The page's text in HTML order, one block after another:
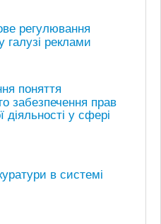
регулювання
галузі реклами
поняття
забезпечення прав
діяльності у сфері
в системі